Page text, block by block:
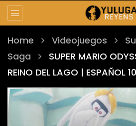
Home Videojuegos
Saga
SUPER MARIO
REINO DEL LAGO | ESPAÑOL